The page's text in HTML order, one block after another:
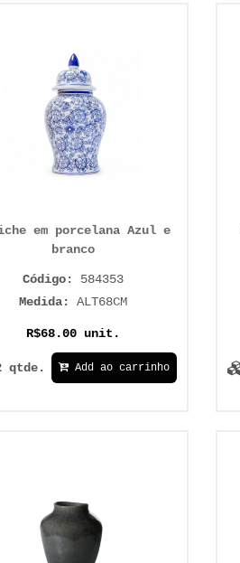
em porcelana Azul e
branco
Código: 584353
Medida:ALT68CM
R$68.00 unit.
qtde. Add ao carrinho